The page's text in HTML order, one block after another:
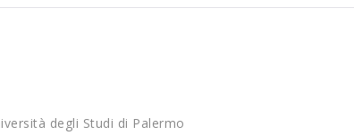
degli Studi di Palermo